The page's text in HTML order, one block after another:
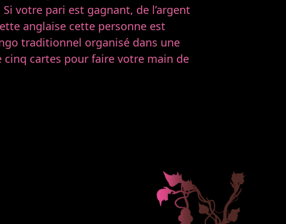
votre pari est gagnant, de l’argent
anglaise cette personne est
traditionnel organisé dans une
cinq cartes pour faire votre main de